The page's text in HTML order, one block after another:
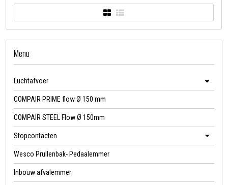
Menu
Luchtafvoer
COMPAIR PRIME flow Ø 150 mm
COMPAIR STEEL Flow Ø 150mm
Stopcontacten
Wesco Prullenbak- Pedaalemmer
Inbouw afvalemmer